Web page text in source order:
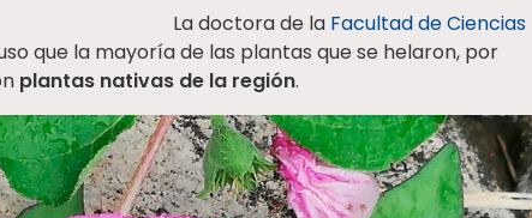
La doctora de la Facultad de Ciencias
que la mayoría de las plantas que se helaron, por
plantas nativas de la región.